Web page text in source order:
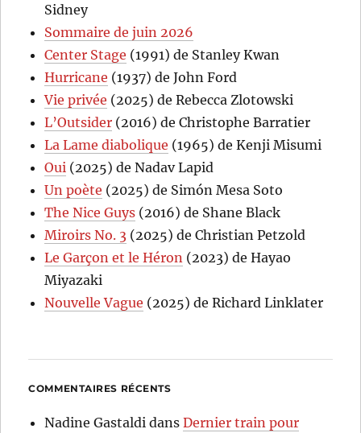
Sidney
Sommaire de juin 2026
Center Stage (1991) de Stanley Kwan
Hurricane (1937) de John Ford
Vie privée (2025) de Rebecca Zlotowski
L’Outsider (2016) de Christophe Barratier
La Lame diabolique (1965) de Kenji Misumi
Oui (2025) de Nadav Lapid
Un poète (2025) de Simón Mesa Soto
The Nice Guys (2016) de Shane Black
Miroirs No. 3 (2025) de Christian Petzold
Le Garçon et le Héron (2023) de Hayao
Miyazaki
Nouvelle Vague (2025) de Richard Linklater
COMMENTAIRES RÉCENTS
Nadine Gastaldi dansDernier train pour